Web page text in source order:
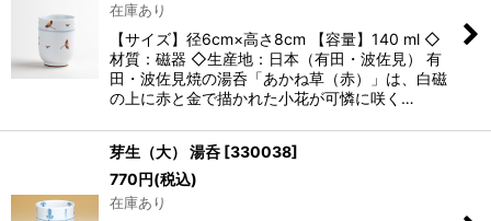
在庫あり
【サイズ】径6cm×高さ8cm 【容量】140 ml ◇
材質：磁器 ◇生産地：日本（有田・波佐見） 有
田・波佐見焼の湯呑「あかね草（赤）」は、白磁
の上に赤と金で描かれた小花が可憐に咲く…
芽生（大） 湯呑 [330038]
770円(税込)
在庫あり